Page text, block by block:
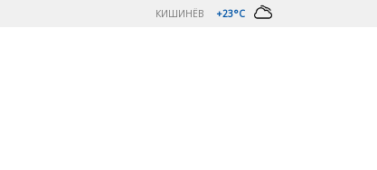
КИШИНЁВ +23°C